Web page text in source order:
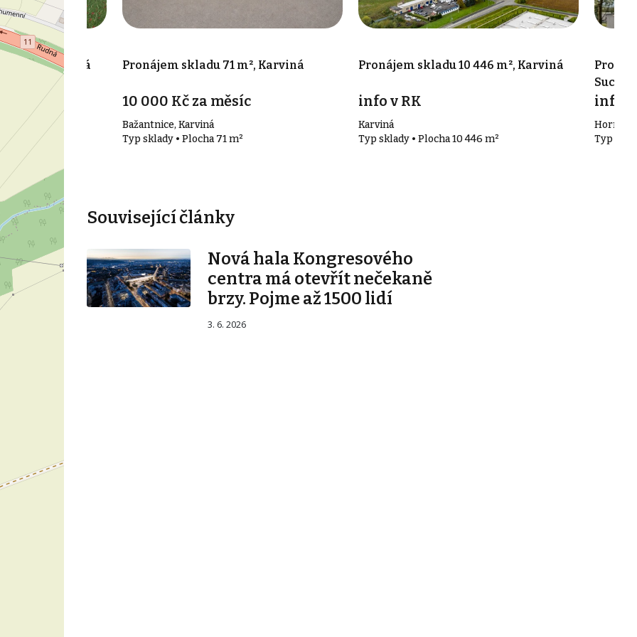
m², Karviná
m²
Pronájem skladu 71 m², Karviná
10 000 Kč za měsíc
Bažantnice, Karviná
Typ sklady • Plocha 71 m²
Pronájem skladu 10 446 m², Karviná
info v RK
Karviná
Typ sklady • Plocha 10 446 m²
Suchá
info v
Horní
Typ
Související články
Nová hala Kongresového
centra má otevřít nečekaně
brzy. Pojme až 1500 lidí
3. 6. 2026